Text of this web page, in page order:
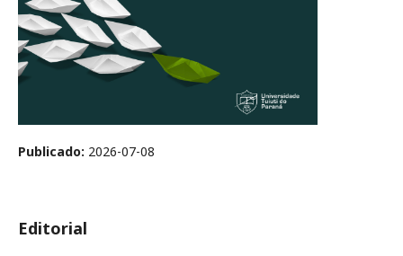
Publicado: 2026-07-08
Editorial